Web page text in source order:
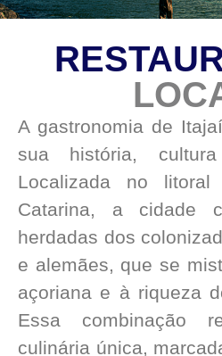
A gastronomia de
sua história,
Localizada no
Catarina, a cidade
herdadas dos
e alemães, que se
açoriana e à riqueza
Essa combinação
culinária única,